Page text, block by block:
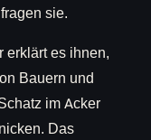
sie.
erklärt es ihnen,
Bauern und
im Acker
Das